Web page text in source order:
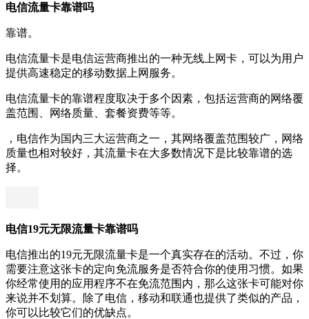
电信流量卡靠谱吗
靠谱。
电信流量卡是电信运营商推出的一种无线上网卡，可以为用户
提供高速稳定的移动数据上网服务。
电信流量卡的靠谱程度取决于多个因素，包括运营商的网络覆
盖范围、网络质量、套餐资费等等。
，电信作为国内三大运营商之一，其网络覆盖范围较广，网络
质量也相对较好，其流量卡在大多数情况下是比较靠谱的选
择。
电信19元无限流量卡靠谱吗
电信推出的19元无限流量卡是一个真实存在的活动。不过，你
需要注意这张卡的定向免流服务是否符合你的使用习惯。如果
你经常使用的应用程序不在免流范围内，那么这张卡可能对你
来说并不划算。除了电信，移动和联通也提供了类似的产品，
你可以比较它们的优缺点。